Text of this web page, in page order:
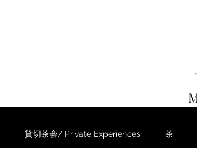
貸切茶会/ Private Experiences 茶